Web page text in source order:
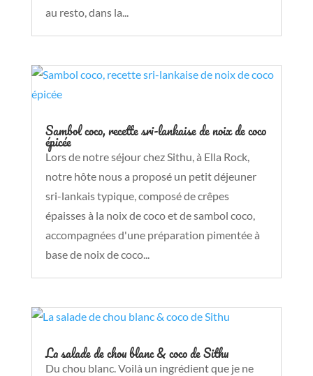
au resto, dans la...
Sambol coco, recette sri-lankaise de noix de coco
épicée
Lors de notre séjour chez Sithu, à Ella Rock,
notre hôte nous a proposé un petit déjeuner
sri-lankais typique, composé de crêpes
épaisses à la noix de coco et de sambol coco,
accompagnées d'une préparation pimentée à
base de noix de coco...
La salade de chou blanc & coco de Sithu
Du chou blanc. Voilà un ingrédient que je ne